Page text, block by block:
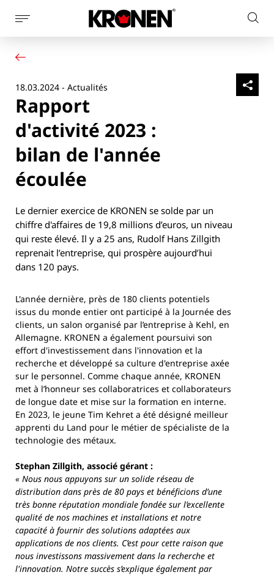
Afficher
la
navigation
latérale
Nos solutions
Actualités
L’entreprise
Contact
18.03.2024 - Actualités
Rapport
d'activité 2023 :
bilan de l'année
écoulée
Le dernier exercice de KRONEN se solde par un
chiffre d'affaires de 19,8 millions d’euros, un niveau
qui reste élevé. Il y a 25 ans, Rudolf Hans Zillgith
reprenait l’entreprise, qui prospère aujourd’hui
dans 120 pays.
L'année dernière, près de 180 clients potentiels
issus du monde entier ont participé à la Journée des
clients, un salon organisé par l’entreprise à Kehl, en
Allemagne. KRONEN a également poursuivi son
effort d'investissement dans l'innovation et la
recherche et développé sa culture d'entreprise axée
sur le personnel. Comme chaque année, KRONEN
met à l’honneur ses collaboratrices et collaborateurs
de longue date et mise sur la formation en interne.
En 2023, le jeune Tim Kehret a été désigné meilleur
apprenti du Land pour le métier de spécialiste de la
technologie des métaux.
Stephan Zillgith, associé gérant :
« Nous nous appuyons sur un solide réseau de
distribution dans près de 80 pays et bénéficions d’une
très bonne réputation mondiale fondée sur l’excellente
qualité de nos machines et installations et notre
capacité à fournir des solutions adaptées aux
applications de nos clients. C’est pour cette raison que
nous investissons massivement dans la recherche et
l'innovation. Notre succès s’explique également par